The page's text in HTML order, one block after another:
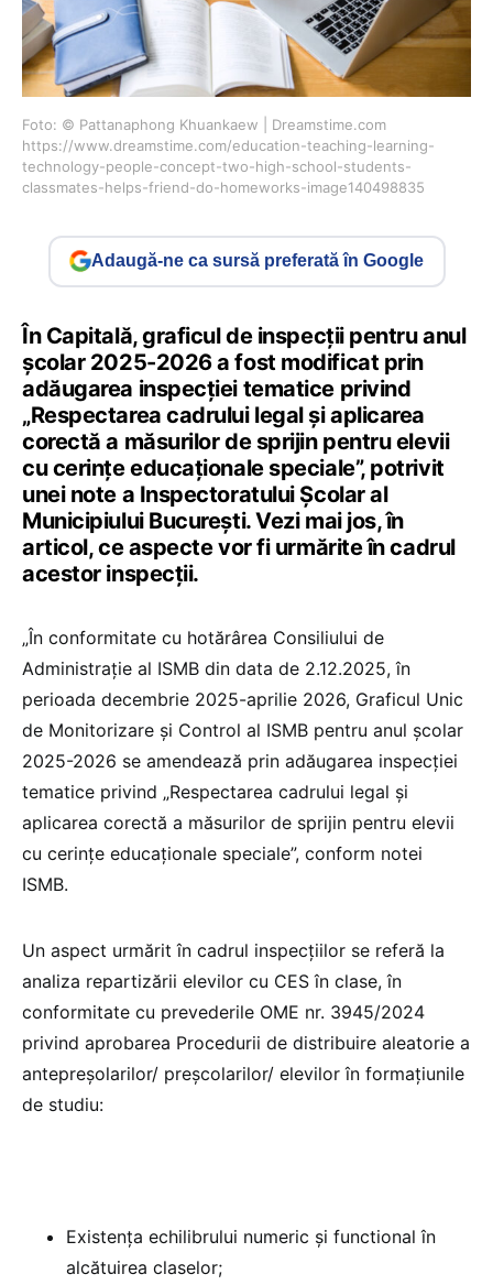
Foto: © Pattanaphong Khuankaew | Dreamstime.com
https://www.dreamstime.com/education-teaching-learning-
technology-people-concept-two-high-school-students-
classmates-helps-friend-do-homeworks-image140498835
Adaugă-ne ca sursă preferată în Google
În Capitală, graficul de inspecții pentru anul
școlar 2025-2026 a fost modificat prin
adăugarea inspecției tematice privind
„Respectarea cadrului legal şi aplicarea
corectă a măsurilor de sprijin pentru elevii
cu cerințe educaționale speciale”, potrivit
unei note a Inspectoratului Școlar al
Municipiului București. Vezi mai jos, în
articol, ce aspecte vor fi urmărite în cadrul
acestor inspecții.
„În conformitate cu hotărârea Consiliului de
Administrație al ISMB din data de 2.12.2025, în
perioada decembrie 2025-aprilie 2026, Graficul Unic
de Monitorizare și Control al ISMB pentru anul școlar
2025-2026 se amendează prin adăugarea inspecției
tematice privind „Respectarea cadrului legal și
aplicarea corectă a măsurilor de sprijin pentru elevii
cu cerințe educaționale speciale”, conform notei
ISMB.
Un aspect urmărit în cadrul inspecțiilor se referă la
analiza repartizării elevilor cu CES în clase, în
conformitate cu prevederile OME nr. 3945/2024
privind aprobarea Procedurii de distribuire aleatorie a
antepreșolarilor/ preșcolarilor/ elevilor în formațiunile
de studiu:
Existenţa echilibrului numeric și functional în
alcătuirea claselor;